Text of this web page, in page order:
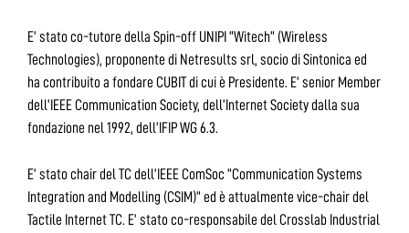
E’ stato co-tutore della Spin-off UNIPI “Witech” (Wireless
Technologies), proponente di Netresults srl, socio di Sintonica ed
ha contribuito a fondare CUBIT di cui è Presidente. E’ senior Member
dell’IEEE Communication Society, dell’Internet Society dalla sua
fondazione nel 1992, dell’IFIP WG 6.3.
E’ stato chair del TC dell’IEEE ComSoc “Communication Systems
Integration and Modelling (CSIM)” ed è attualmente vice-chair del
Tactile Internet TC. E’ stato co-responsabile del Crosslab Industrial